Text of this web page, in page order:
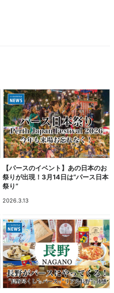
【パースのイベント】あの日本のお
祭りが出現！3月14日は“パース日本
祭り”
2026.3.13